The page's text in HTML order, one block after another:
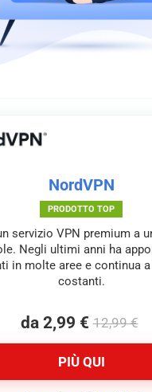
NordVPN
PRODOTTO TOP
servizio VPN premium a
Negli ultimi anni ha
in molte aree e continua
costanti.
da 2,99 € 12,99 €
PIÙ QUI